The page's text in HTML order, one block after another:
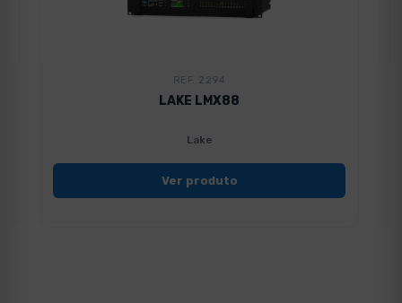
REF. 2294
LAKE LMX88
Lake
Ver produto